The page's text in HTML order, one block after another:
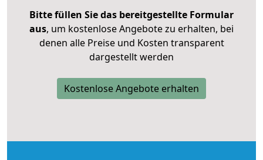
Bitte füllen Sie das bereitgestellte Formular
aus, um kostenlose Angebote zu erhalten, bei
denen alle Preise und Kosten transparent
dargestellt werden
Kostenlose Angebote erhalten